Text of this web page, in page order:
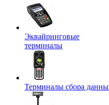
Эквайринговые
терминалы
Терминалы сбора